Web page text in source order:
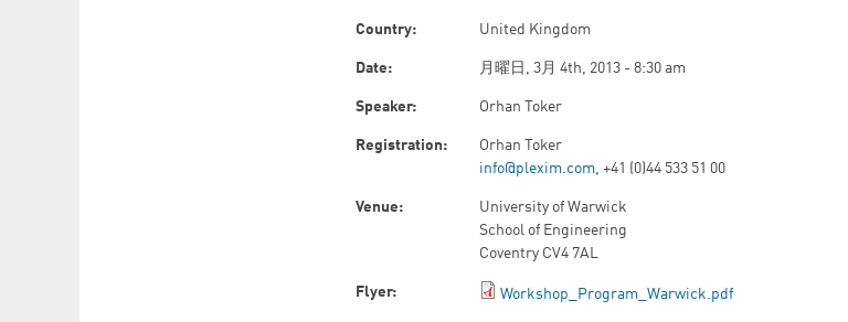
Country: United Kingdom
Date: 月曜日, 3月 4th, 2013 - 8:30 am
Speaker: Orhan Toker
Registration:
Orhan Toker
info@plexim.com, +41 (0)44 533 51 00
Venue:
University of Warwick
School of Engineering
Coventry CV4 7AL
Flyer: Workshop_Program_Warwick.pdf